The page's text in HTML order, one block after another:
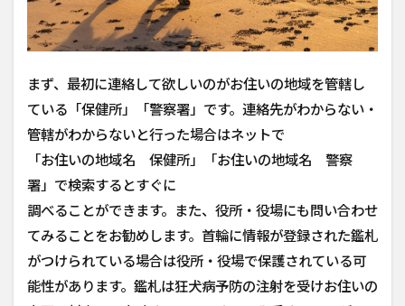
す
3
で発
信す
る
4
ペ
ト
探
偵
を
利
用
す
まず、最初に連絡して欲しいのがお住いの地域を管轄し
ている「保健所」「警察署」です。連絡先がわからない・
管轄がわからないと行った場合はネットで
「お住いの地域名 保健所」「お住いの地域名 警察
署」で検索するとすぐに
調べることができます。また、役所・役場にも問い合わせ
てみることをお勧めします。首輪に情報が登録された鑑札
がつけられている場合は役所・役場で保護されている可
能性があります。鑑札は狂犬病予防の注射を受けお住いの